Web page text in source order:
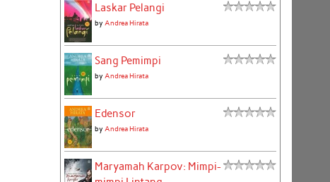
Laskar Pelangi
by Andrea Hirata
Sang Pemimpi
by Andrea Hirata
Edensor
by Andrea Hirata
Maryamah Karpov: Mimpi-